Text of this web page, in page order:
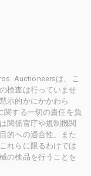
Auctioneersは、こ
検査は行っていませ
示的かにかかわら
関する一切の責任を負
関係官庁や規制機関
的への適合性、また
れらに限るわけでは
の検品を行うことを